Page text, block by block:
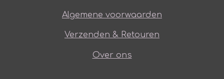
Algemene voorwaarden
Verzenden & Retouren
Over ons